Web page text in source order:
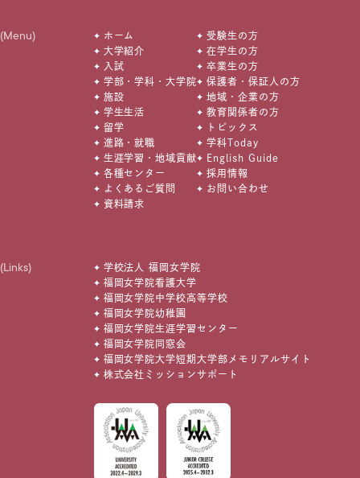
(Menu)
ホーム
大学紹介
入試
学部・学科・大学院
施設
学生生活
留学
進路・就職
生涯学習・地域貢献
各種センター
よくあるご質問
資料請求
受験生の方
在学生の方
卒業生の方
保護者・保証人の方
地域・企業の方
教育関係者の方
トピックス
学科Today
English Guide
採用情報
お問い合わせ
(Links)
学校法人 福岡女学院
福岡女学院看護大学
福岡女学院中学校高等学校
福岡女学院幼稚園
福岡女学院生涯学習センター
福岡女学院同窓会
福岡女学院大学短期大学部メモリアルサイト
株式会社ミッションサポート